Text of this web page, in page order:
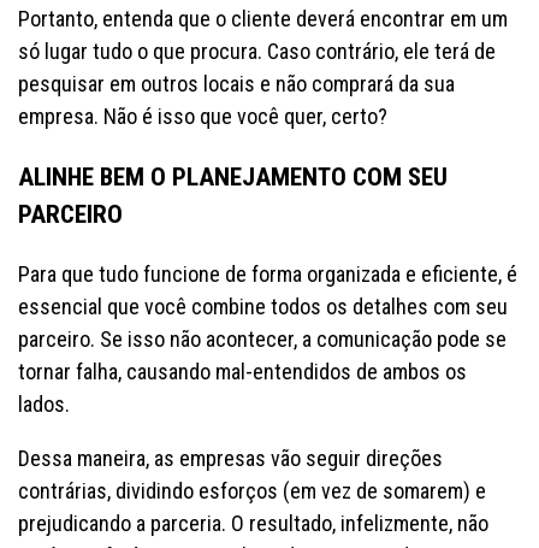
Portanto, entenda que o cliente deverá encontrar em um
só lugar tudo o que procura. Caso contrário, ele terá de
pesquisar em outros locais e não comprará da sua
empresa. Não é isso que você quer, certo?
ALINHE BEM O PLANEJAMENTO COM SEU
PARCEIRO
Para que tudo funcione de forma organizada e eficiente, é
essencial que você combine todos os detalhes com seu
parceiro. Se isso não acontecer, a comunicação pode se
tornar falha, causando mal-entendidos de ambos os
lados.
Dessa maneira, as empresas vão seguir direções
contrárias, dividindo esforços (em vez de somarem) e
prejudicando a parceria. O resultado, infelizmente, não